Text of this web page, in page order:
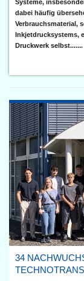
Systeme,
dabei häufig
Verbrauchsmaterial,
Inkjetdrucksystems,
Druckwerk selbst.......
34